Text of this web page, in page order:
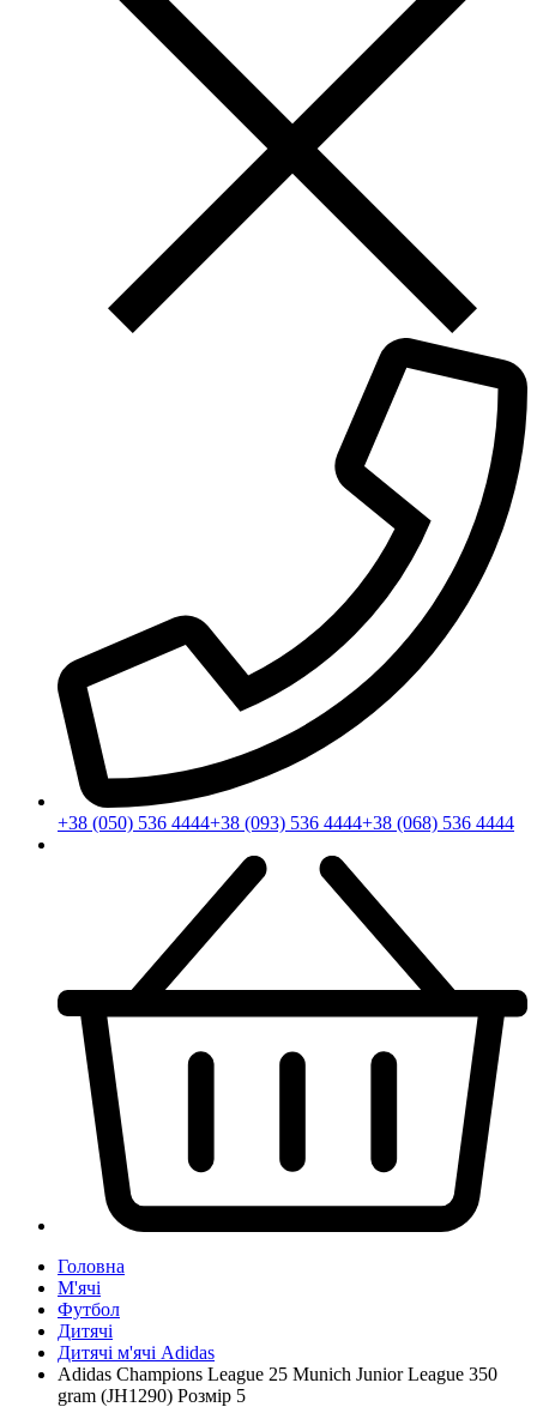
+38 (050) 536 4444+38 (093) 536 4444+38 (068) 536 4444
Головна
М'ячі
Футбол
Дитячі
Дитячі м'ячі Adidas
Adidas Champions League 25 Munich Junior League 350
gram (JH1290) Розмір 5